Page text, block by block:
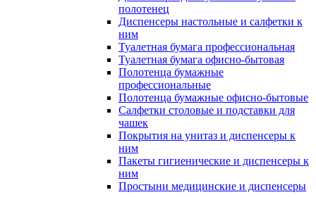
полотенец
Диспенсеры настольные и салфетки к
ним
Туалетная бумага профессиональная
Туалетная бумага офисно-бытовая
Полотенца бумажные
профессиональные
Полотенца бумажные офисно-бытовые
Салфетки столовые и подставки для
чашек
Покрытия на унитаз и диспенсеры к
ним
Пакеты гигиенические и диспенсеры к
ним
Простыни медицинские и диспенсеры